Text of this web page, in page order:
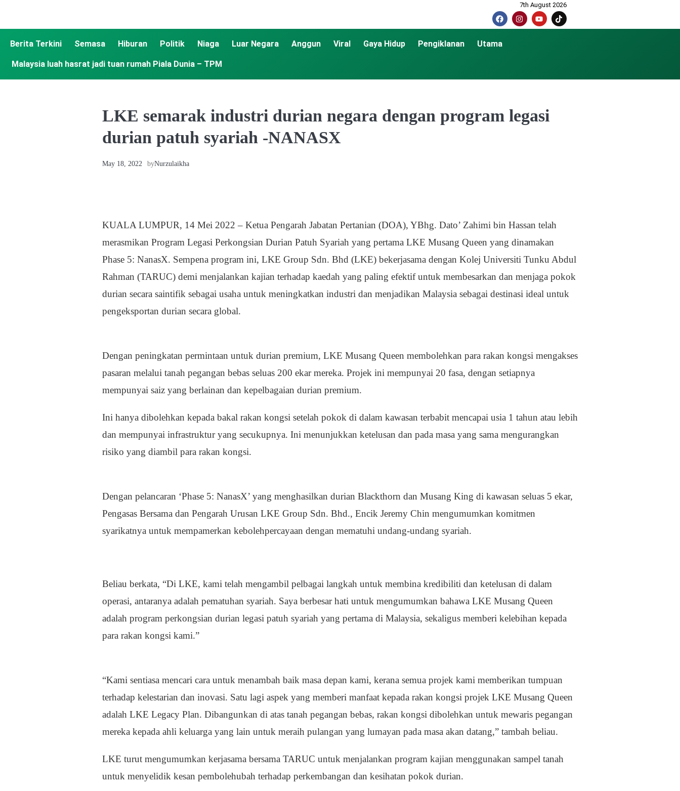
7th August 2026
Berita Terkini Semasa Hiburan Politik Niaga Luar Negara Anggun Viral Gaya Hidup Pengiklanan Utama
Malaysia luah hasrat jadi tuan rumah Piala Dunia – TPM
LKE semarak industri durian negara dengan program legasi
durian patuh syariah -NANASX
May 18, 2022 byNurzulaikha
KUALA LUMPUR, 14 Mei 2022 – Ketua Pengarah Jabatan Pertanian (DOA), YBhg. Dato’ Zahimi bin Hassan telah
merasmikan Program Legasi Perkongsian Durian Patuh Syariah yang pertama LKE Musang Queen yang dinamakan
Phase 5: NanasX. Sempena program ini, LKE Group Sdn. Bhd (LKE) bekerjasama dengan Kolej Universiti Tunku Abdul
Rahman (TARUC) demi menjalankan kajian terhadap kaedah yang paling efektif untuk membesarkan dan menjaga pokok
durian secara saintifik sebagai usaha untuk meningkatkan industri dan menjadikan Malaysia sebagai destinasi ideal untuk
pengeksportan durian secara global.
Dengan peningkatan permintaan untuk durian premium, LKE Musang Queen membolehkan para rakan kongsi mengakses
pasaran melalui tanah pegangan bebas seluas 200 ekar mereka. Projek ini mempunyai 20 fasa, dengan setiapnya
mempunyai saiz yang berlainan dan kepelbagaian durian premium.
Ini hanya dibolehkan kepada bakal rakan kongsi setelah pokok di dalam kawasan terbabit mencapai usia 1 tahun atau lebih
dan mempunyai infrastruktur yang secukupnya. Ini menunjukkan ketelusan dan pada masa yang sama mengurangkan
risiko yang diambil para rakan kongsi.
Dengan pelancaran ‘Phase 5: NanasX’ yang menghasilkan durian Blackthorn dan Musang King di kawasan seluas 5 ekar,
Pengasas Bersama dan Pengarah Urusan LKE Group Sdn. Bhd., Encik Jeremy Chin mengumumkan komitmen
syarikatnya untuk mempamerkan kebolehpercayaan dengan mematuhi undang-undang syariah.
Beliau berkata, “Di LKE, kami telah mengambil pelbagai langkah untuk membina kredibiliti dan ketelusan di dalam
operasi, antaranya adalah pematuhan syariah. Saya berbesar hati untuk mengumumkan bahawa LKE Musang Queen
adalah program perkongsian durian legasi patuh syariah yang pertama di Malaysia, sekaligus memberi kelebihan kepada
para rakan kongsi kami.”
“Kami sentiasa mencari cara untuk menambah baik masa depan kami, kerana semua projek kami memberikan tumpuan
terhadap kelestarian dan inovasi. Satu lagi aspek yang memberi manfaat kepada rakan kongsi projek LKE Musang Queen
adalah LKE Legacy Plan. Dibangunkan di atas tanah pegangan bebas, rakan kongsi dibolehkan untuk mewaris pegangan
mereka kepada ahli keluarga yang lain untuk meraih pulangan yang lumayan pada masa akan datang,” tambah beliau.
LKE turut mengumumkan kerjasama bersama TARUC untuk menjalankan program kajian menggunakan sampel tanah
untuk menyelidik kesan pembolehubah terhadap perkembangan dan kesihatan pokok durian.